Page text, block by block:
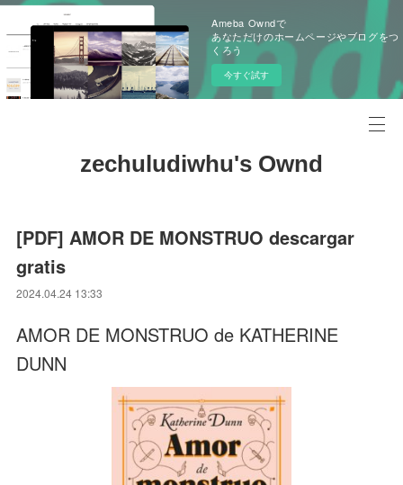
Ameba Owndで
あなただけのホームページやブログをつ
くろう
今すぐ試す
zechuludiwhu's Ownd
[PDF] AMOR DE MONSTRUO descargar
gratis
2024.04.24 13:33
AMOR DE MONSTRUO de KATHERINE
DUNN